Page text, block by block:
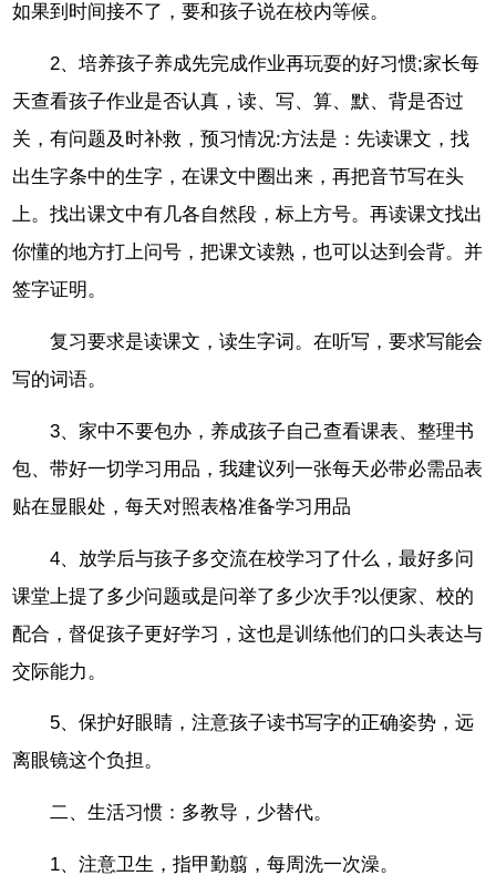
如果到时间接不了，要和孩子说在校内等候。
2、培养孩子养成先完成作业再玩耍的好习惯;家长每
天查看孩子作业是否认真，读、写、算、默、背是否过
关，有问题及时补救，预习情况:方法是：先读课文，找
出生字条中的生字，在课文中圈出来，再把音节写在头
上。找出课文中有几各自然段，标上方号。再读课文找出
你懂的地方打上问号，把课文读熟，也可以达到会背。并
签字证明。
复习要求是读课文，读生字词。在听写，要求写能会
写的词语。
3、家中不要包办，养成孩子自己查看课表、整理书
包、带好一切学习用品，我建议列一张每天必带必需品表
贴在显眼处，每天对照表格准备学习用品
4、放学后与孩子多交流在校学习了什么，最好多问
课堂上提了多少问题或是问举了多少次手?以便家、校的
配合，督促孩子更好学习，这也是训练他们的口头表达与
交际能力。
5、保护好眼睛，注意孩子读书写字的正确姿势，远
离眼镜这个负担。
二、生活习惯：多教导，少替代。
1、注意卫生，指甲勤翦，每周洗一次澡。